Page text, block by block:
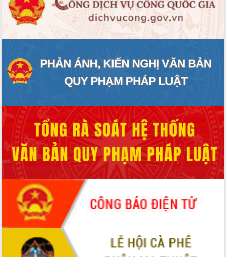
Du lịch Đắk Lắk nâng tầm trải nghiệm
du khách thông qua Hệ thống cơ sở dữ
liệu và Bản đồ số
Tập huấn ứng dụng trí tuệ nhân tạo (AI)
Đoàn đại biểu Quốc hội tỉnh Đắk Lắk
trao đổi thông tin trước Kỳ họp thứ
nhất, Quốc hội khóa XVI
thông nguồn lực phát triển
Nâng cao hiệu lực, hiệu quả HĐND
tỉnh thông qua hiện đại hóa hành chính
Xã Ea Phê gắn cải cách hành chính với
chuyển đổi số
Phó Chủ tịch Thường trực UBND tỉnh
Hồ Thị Nguyên Thảo làm việc tại Trung
tâm Phục vụ hành chính công xã Ea
Phê
Xây dựng nền hành chính số đồng
hành cùng nông dân dân, doanh nghiệp
Giai đoạn 2026-2030, Đắk Lắk phấn
đấu có 77% xã đạt chuẩn nông thôn